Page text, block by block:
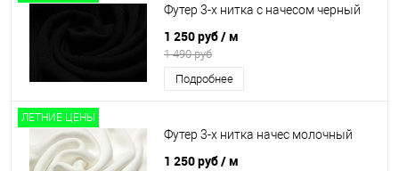
Футер 3-х нитка с начесом черный
1 250 руб/ м
1 490 руб
Подробнее
ЛЕТНИЕ ЦЕНЫ
Футер 3-х нитка начес молочный
1 250 руб/ м